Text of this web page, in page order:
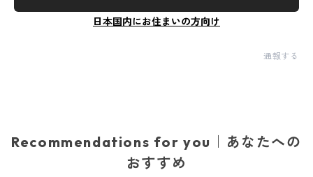
日本国内にお住まいの方向け
通報する
Recommendations for you｜あなたへの
おすすめ